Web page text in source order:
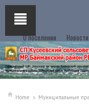
О поселении Новости
Home Муниципальные